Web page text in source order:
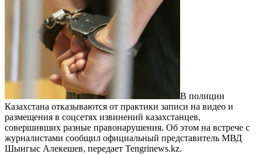
В полиции
Казахстана отказываются от практики записи на видео и
размещения в соцсетях извинений казахстанцев,
совершивших разные правонарушения. Об этом на встрече с
журналистами сообщил официальный представитель МВД
Шынгыс Алекешев, передает Tengrinews.kz.